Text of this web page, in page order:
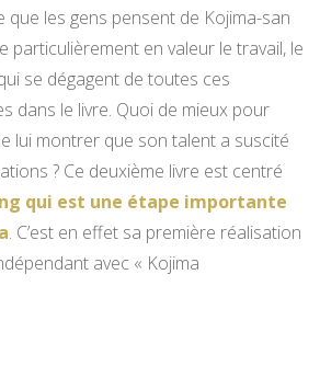
les gens pensent de Kojima-san
particulièrement en valeur le travail, le
se dégagent de toutes ces
dans le livre. Quoi de mieux pour
lui montrer que son talent a suscité
? Ce deuxième livre est centré
qui est une étape importante
. C’est en effet sa première réalisation
avec « Kojima